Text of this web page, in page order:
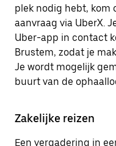
plek nodig hebt, kom
aanvraag via UberX.
Uber-app in contact
Brustem, zodat je
Je wordt mogelijk
buurt van de
Zakelijke reizen
Een vergadering in